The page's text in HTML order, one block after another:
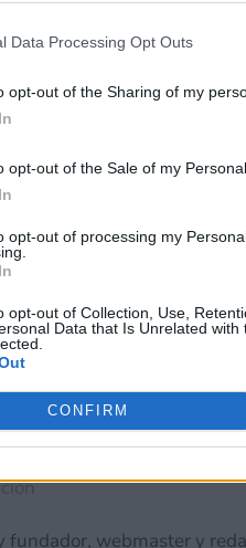
en la información personal
por no participar en la
en la Lista de participantes
Data Processing Opt Outs
opt-out of the Sharing of my
opt-out of the Sale of my Personal
opt-out of processing my
opt-out of Collection, Use,
Data that Is Unrelated
CONFIRM
y nuevas
fundador, webmaster y